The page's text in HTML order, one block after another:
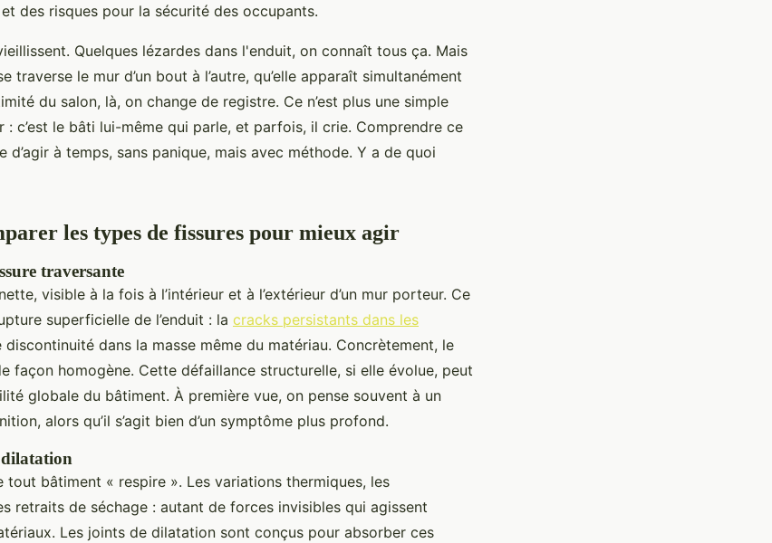
des risques pour la sécurité des occupants.
Quelques lézardes dans l'enduit, on connaît tous ça. Mais
traverse le mur d’un bout à l’autre, qu’elle apparaît simultanément
du salon, là, on change de registre. Ce n’est plus une simple
: c’est le bâti lui-même qui parle, et parfois, il crie. Comprendre ce
d’agir à temps, sans panique, mais avec méthode. Y a de quoi
les types de fissures pour mieux agir
traversante
visible à la fois à l’intérieur et à l’extérieur d’un mur porteur. Ce
superficielle de l’enduit : la cracks persistants dans les
discontinuité dans la masse même du matériau. Concrètement, le
façon homogène. Cette défaillance structurelle, si elle évolue, peut
globale du bâtiment. À première vue, on pense souvent à un
alors qu’il s’agit bien d’un symptôme plus profond.
dilatation
tout bâtiment « respire ». Les variations thermiques, les
retraits de séchage : autant de forces invisibles qui agissent
Les joints de dilatation sont conçus pour absorber ces